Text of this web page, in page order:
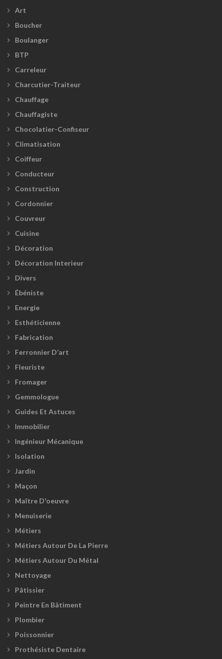
Art
Boucher
Boulanger
BTP
Carreleur
Charcutier-Traiteur
Chauffage
Chauffagiste
Chocolatier-Confiseur
Climatisation
Coiffeur
Conducteur
Construction
Cordonnier
Couvreur
Cuisine
Décoration
Décoration Interieur
Divers
Ébéniste
Energie
Esthéticienne
Fabrication
Ferronnier D’art
Fleuriste
Fromager
Gemmologue
Guides Et Astuces
Immobilier
Ingénieur Mécanique
Isolation
Jardin
Maçon
Maître D'oeuvre
Menuiserie
Métiers
Métiers Autour De La Pierre
Métiers Autour Du Métal
Nettoyage
Pâtissier
Peintre En Bâtiment
Plombier
Poissonnier
Prothésiste Dentaire